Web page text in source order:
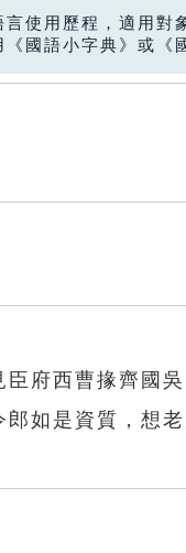
使用歷程，適用對
國語小字典》或《
府西曹掾齊國
如是資質，想